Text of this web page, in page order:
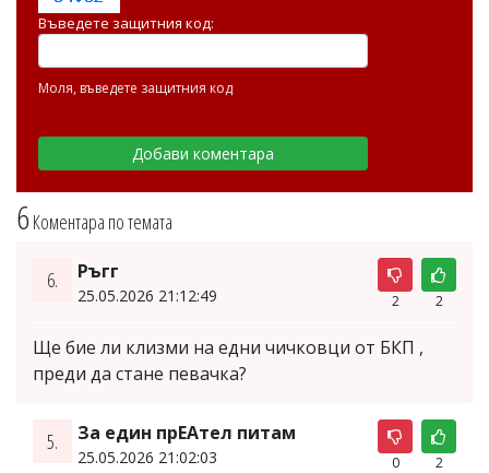
6Коментара по темата
6. Ръгг
25.05.2026 21:12:49 2 2
Ще бие ли клизми на едни чичковци от БКП ,
преди да стане певачка?
5. За един прЕАтел питам
25.05.2026 21:02:03 0 2
Въведете защитния код:
Моля, въведете защитния код